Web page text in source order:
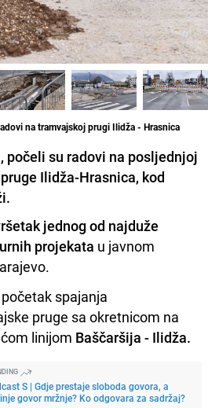
na tramvajskoj prugi Ilidža - Hrasnica
počeli su radovi na posljednjoj
Ilidža-Hrasnica, kod
jednog od najduže
projekata u javnom
spajanja
pruge sa okretnicom na
linijom Baščaršija - Ilidža.
S | Gdje prestaje sloboda govora, a
govor mržnje? Ko odgovara za sadržaj?